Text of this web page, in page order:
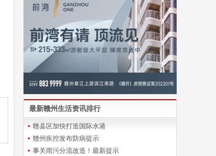
最新赣州生活资讯排行
赣县区加快打造国际水港
赣州疾控发布防病提示
事关雨污分流改造！最新提示